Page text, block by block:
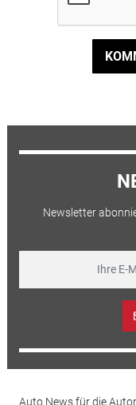
Newsletter
Auto News für die